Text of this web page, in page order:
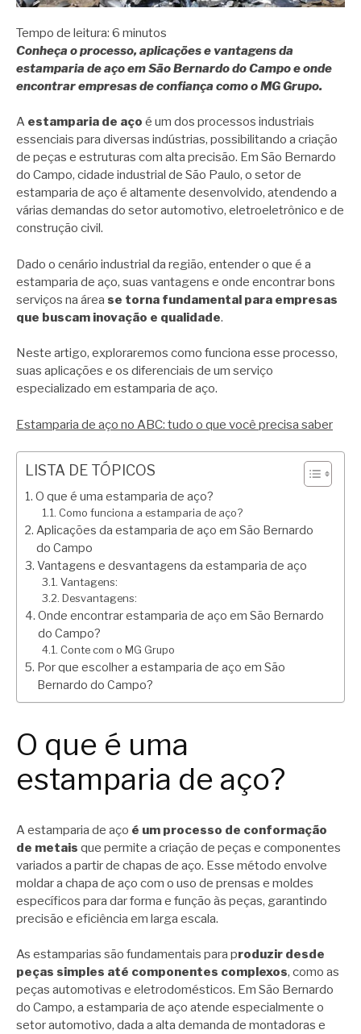
Tempo de leitura: 6 minutos
Conheça o processo, aplicações e vantagens da
estamparia de aço em São Bernardo do Campo e onde
encontrar empresas de confiança como o MG Grupo.
A estamparia de aço é um dos processos industriais
essenciais para diversas indústrias, possibilitando a criação
de peças e estruturas com alta precisão. Em São Bernardo
do Campo, cidade industrial de São Paulo, o setor de
estamparia de aço é altamente desenvolvido, atendendo a
várias demandas do setor automotivo, eletroeletrônico e de
construção civil.
Dado o cenário industrial da região, entender o que é a
estamparia de aço, suas vantagens e onde encontrar bons
serviços na área se torna fundamental para empresas
que buscam inovação e qualidade.
Neste artigo, exploraremos como funciona esse processo,
suas aplicações e os diferenciais de um serviço
especializado em estamparia de aço.
Estamparia de aço no ABC: tudo o que você precisa saber
LISTA DE TÓPICOS
O que é uma estamparia de aço?
Como funciona a estamparia de aço?
Aplicações da estamparia de aço em São Bernardo
do Campo
Vantagens e desvantagens da estamparia de aço
Vantagens:
Desvantagens:
Onde encontrar estamparia de aço em São Bernardo
do Campo?
Conte com o MG Grupo
Por que escolher a estamparia de aço em São
Bernardo do Campo?
O que é uma
estamparia de aço?
A estamparia de aço é um processo de conformação
de metais que permite a criação de peças e componentes
variados a partir de chapas de aço. Esse método envolve
moldar a chapa de aço com o uso de prensas e moldes
específicos para dar forma e função às peças, garantindo
precisão e eficiência em larga escala.
As estamparias são fundamentais para produzir desde
peças simples até componentes complexos, como as
peças automotivas e eletrodomésticos. Em São Bernardo
do Campo, a estamparia de aço atende especialmente o
setor automotivo, dada a alta demanda de montadoras e